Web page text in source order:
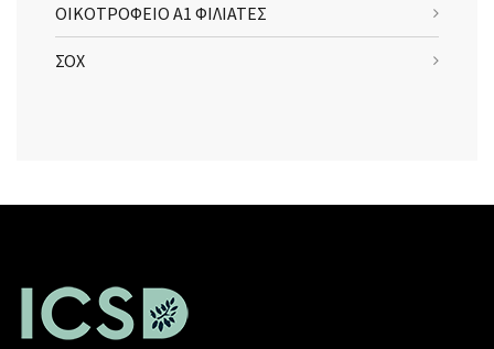
ΟΙΚΟΤΡΟΦΕΙΟ Α1 ΦΙΛΙΑΤΕΣ
ΣΟΧ